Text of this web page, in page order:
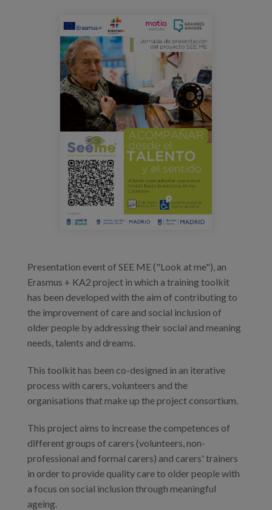
Egizu lan gurekin
Salaketa-kanala
jornada_seeme_cartel.png
Presentation event of SEE ME ("Look at me"), an
Erasmus + KA2 project in which a training toolkit
has been developed with the aim of contributing to
the improvement of care and social inclusion of
older people by addressing their social and meaning
needs, talents and dreams.
This toolkit has been co-designed in an iterative
process with carers, volunteers and the
organisations that make up the project consortium.
This project aims to increase the competences of
different groups of carers (volunteers, non-
professional and formal carers) and carers' trainers
in order to provide quality care to older people with
a focus on social inclusion through meaningful
ageing.